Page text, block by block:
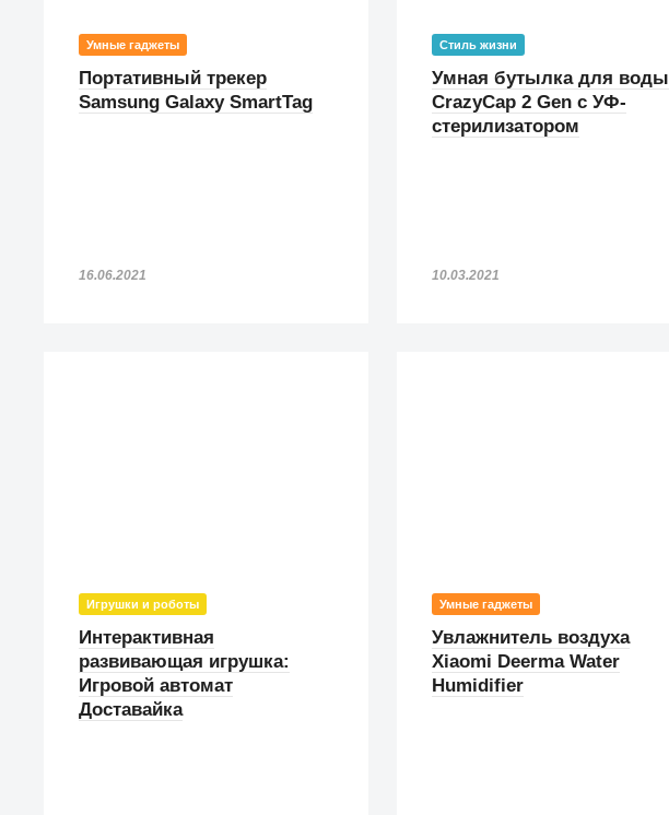
Умные гаджеты
Портативный трекер
Samsung Galaxy SmartTag
16.06.2021
Стиль жизни
Умная бутылка для воды
CrazyCap 2 Gen с УФ-
стерилизатором
10.03.2021
Игрушки и роботы
Интерактивная
развивающая игрушка:
Игровой автомат
Доставайка
Умные гаджеты
Увлажнитель воздуха
Xiaomi Deerma Water
Humidifier